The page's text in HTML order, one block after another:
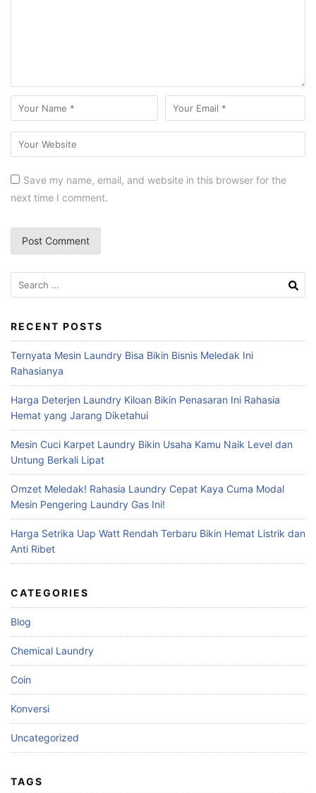
Save my name, email, and website in this browser for the
next time I comment.
Search
for:
RECENT POSTS
Ternyata Mesin Laundry Bisa Bikin Bisnis Meledak Ini
Rahasianya
Harga Deterjen Laundry Kiloan Bikin Penasaran Ini Rahasia
Hemat yang Jarang Diketahui
Mesin Cuci Karpet Laundry Bikin Usaha Kamu Naik Level dan
Untung Berkali Lipat
Omzet Meledak! Rahasia Laundry Cepat Kaya Cuma Modal
Mesin Pengering Laundry Gas Ini!
Harga Setrika Uap Watt Rendah Terbaru Bikin Hemat Listrik dan
Anti Ribet
CATEGORIES
Blog
Chemical Laundry
Coin
Konversi
Uncategorized
TAGS